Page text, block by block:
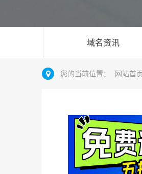
域名资讯
您的当前位置： 网站首